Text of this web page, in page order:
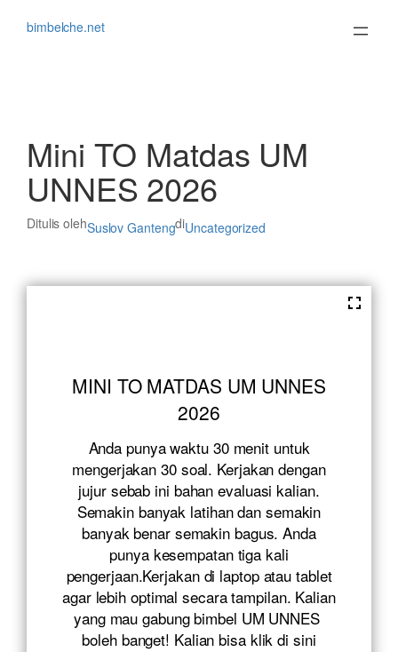
bimbelche.net
Mini TO Matdas UM
UNNES 2026
Ditulis olehSuslov GantengdiUncategorized
MINI TO MATDAS UM UNNES
2026
Anda punya waktu 30 menit untuk
mengerjakan 30 soal. Kerjakan dengan
jujur sebab ini bahan evaluasi kalian.
Semakin banyak latihan dan semakin
banyak benar semakin bagus. Anda
punya kesempatan tiga kali
pengerjaan.Kerjakan di laptop atau tablet
agar lebih optimal secara tampilan. Kalian
yang mau gabung bimbel UM UNNES
boleh banget! Kalian bisa klikdi sini